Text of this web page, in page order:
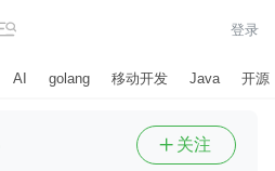
登录
AI golang 移动开发 Java 开源
 关注